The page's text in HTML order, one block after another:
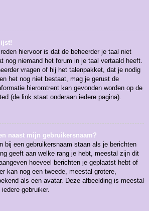
hiervoor is dat de beheerder je taal niet
nog niemand het forum in je taal vertaald heeft.
vragen of hij het talenpakket, dat je nodig
het nog niet bestaat, mag je gerust de
hieromtrent kan gevonden worden op de
(de link staat onderaan iedere pagina).
naast mijn gebruikersnaam?
bij een gebruikersnaam staan als je berichten
geeft aan welke rang je hebt, meestal zijn dit
hoeveel berichten je geplaatst hebt of
kan nog een tweede, meestal grotere,
als een avatar. Deze afbeelding is meestal
gebruiker.